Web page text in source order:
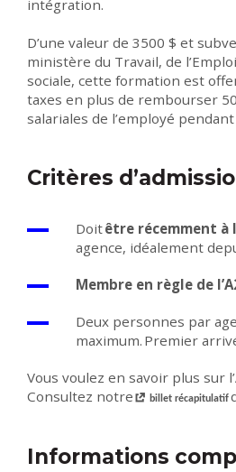
intégration.
D’une valeur de 3500 $ et
ministère du Travail, de
sociale, cette formation est
taxes en plus de rembourser
salariales de l’employé
Critères
Doitêtre récemment à
agence, idéalement
Membre en règle de
Deux personnes par
maximum. Premier
Vous voulez en savoir plus sur
Consultez notre
billet récapitulatif
Informations